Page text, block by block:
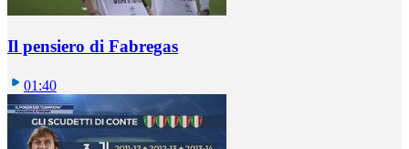
Il pensiero di Fabregas
01:40